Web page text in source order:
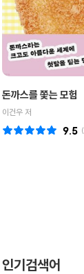
돈까스를 쫓는 모험
이건우 저
(
9.5
인기검색어